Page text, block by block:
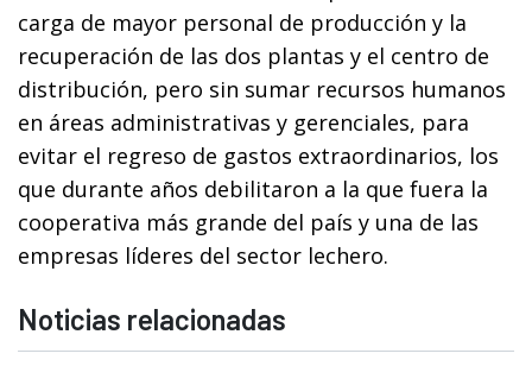
carga de mayor personal de producción y la
recuperación de las dos plantas y el centro de
distribución, pero sin sumar recursos humanos
en áreas administrativas y gerenciales, para
evitar el regreso de gastos extraordinarios, los
que durante años debilitaron a la que fuera la
cooperativa más grande del país y una de las
empresas líderes del sector lechero.
Noticias relacionadas